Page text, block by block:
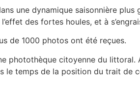
une dynamique saisonnière
des fortes houles, et à
de 1000 photos ont été reçues.
photothèque citoyenne du
le temps de la position du trait de